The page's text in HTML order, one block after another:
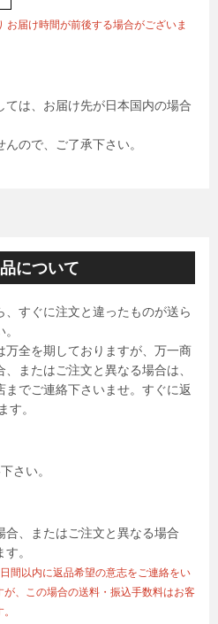
届け時間が前後する場合がございま
は、お届け先が日本国内の場合
ので、ご了承下さい。
について
すぐに注文と違ったものが送ら
万全を期しておりますが、万一商
またはご注文と異なる場合は、
でご連絡下さいませ。すぐに返
す。
さい。
、またはご注文と異なる場合
。
間以内に返品希望の意志をご連絡をい
、この場合の送料・振込手数料はお客